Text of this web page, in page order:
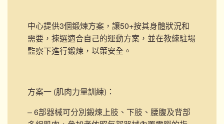
中心提供3個鍛煉方案，讓50+按其身體狀況和
需要，揀選適合自己的運動方案，並在教練駐場
監察下進行鍛煉，以策安全。
方案一 (肌肉力量訓練) ：
– 6部器械可分別鍛煉上肢、下肢、腰腹及背部